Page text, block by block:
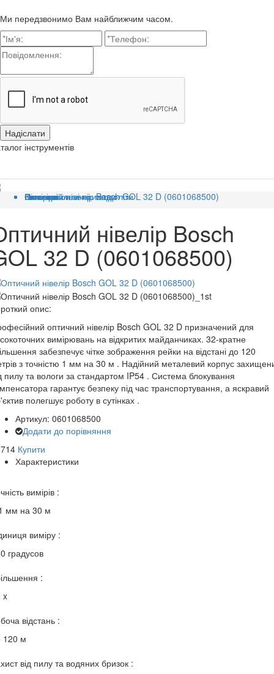
Ми передзвонимо Вам найближчим часом.
інструментів
Головна
Категорії
Вимірювальні прилади
Нівеліри оптичні, теодоліти
Оптичний нівелір Bosch GOL 32 D (0601068500)
нівелір Bosch
32 D (0601068500)
опис:
оптичний нівелір Bosch GOL 32 D призначений для
вимірювань на відкритих майданчиках. 32-кратне
забезпечує чітке зображення рейки на відстані до 120
з точністю 1 мм на 30 м . Надійний металевий корпус
пилу та вологи за стандартом IP54 . Система блокування
гарантує безпеку під час транспортування, а яскравий
полегшує роботу в сутінках .
Артикул: 0601068500
Додати до порівняння
Купити
Характеристики
вимірів :
мм на 30 м
виміру :
градусов
:
x
відстань :
120 м
від пилу та водяних бризок :